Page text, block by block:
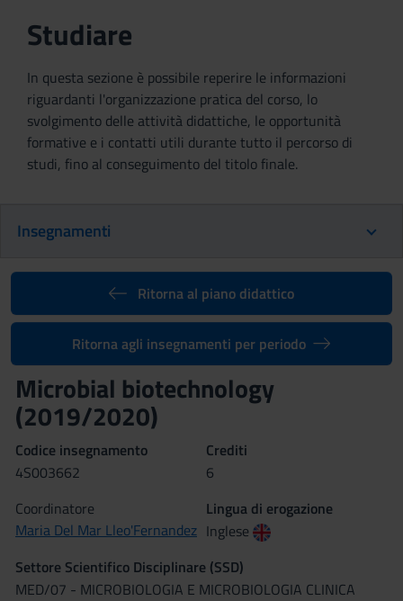
Studiare
In questa sezione è possibile reperire le informazioni
riguardanti l'organizzazione pratica del corso, lo
svolgimento delle attività didattiche, le opportunità
formative e i contatti utili durante tutto il percorso di
studi, fino al conseguimento del titolo finale.
Insegnamenti
Ritorna al piano didattico
Ritorna agli insegnamenti per periodo
Microbial biotechnology
(2019/2020)
Codice insegnamento
4S003662
Crediti
6
Coordinatore
Maria Del Mar Lleo'Fernandez
Lingua di erogazione
Inglese
Settore Scientifico Disciplinare (SSD)
MED/07 - MICROBIOLOGIA E MICROBIOLOGIA CLINICA